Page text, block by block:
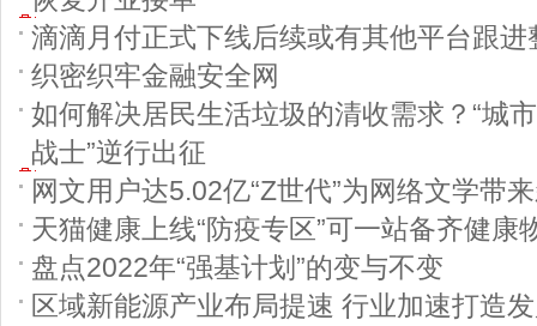
滴滴月付正式下线后续或有其他平台跟进
织密织牢金融安全网
如何解决居民生活垃圾的清收需求？“城
战士”逆行出征
网文用户达5.02亿“Z世代”为网络文学带
天猫健康上线“防疫专区”可一站备齐健康
盘点2022年“强基计划”的变与不变
区域新能源产业布局提速 行业加速打造